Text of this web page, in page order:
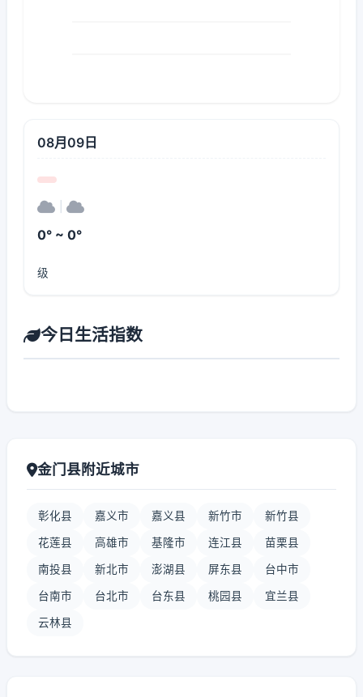
08月09日
0° ~ 0°
级
今日生活指数
金门县附近城市
彰化县 嘉义市 嘉义县 新竹市 新竹县
花莲县 高雄市 基隆市 连江县 苗栗县
南投县 新北市 澎湖县 屏东县 台中市
台南市 台北市 台东县 桃园县 宜兰县
云林县